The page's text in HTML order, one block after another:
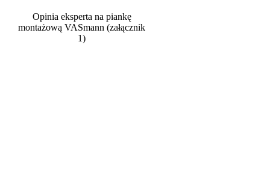
Opinia eksperta na piankę
montażową VASmann (załącznik
1)